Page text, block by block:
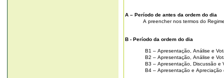
A – Período de antes da ordem do dia
A preencher nos termos do
B - Período da ordem do dia
B1 – Apresentação, Análise e
B2 – Apresentação, Análise e
B3 – Apresentação, Discussão e
B4 – Apresentação e